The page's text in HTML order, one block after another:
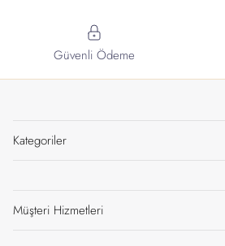
Güvenli Ödeme
Kategoriler
Müşteri Hizmetleri